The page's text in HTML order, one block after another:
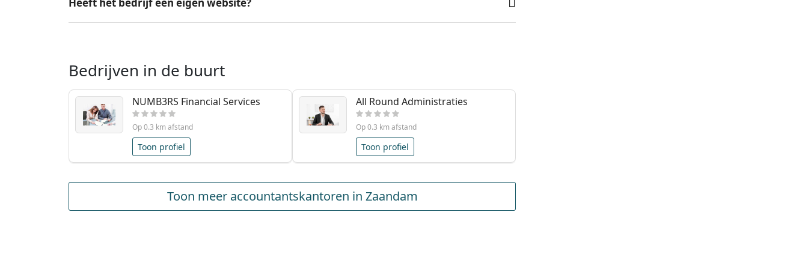
Bedrijven in de buurt
NUMB3RS Financial Services
Op 0.3 km afstand
Toon profiel
All Round Administraties
Op 0.3 km afstand
Toon profiel
Toon meer accountantskantoren in Zaandam